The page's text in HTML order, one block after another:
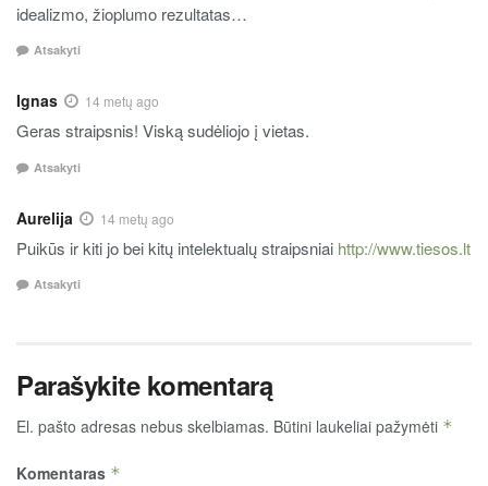
idealizmo, žioplumo rezultatas…
Atsakyti
Ignas 14 metų ago
Geras straipsnis! Viską sudėliojo į vietas.
Atsakyti
Aurelija 14 metų ago
Puikūs ir kiti jo bei kitų intelektualų straipsniai http://www.tiesos.lt
Atsakyti
Parašykite komentarą
El. pašto adresas nebus skelbiamas. Būtini laukeliai pažymėti *
Komentaras *